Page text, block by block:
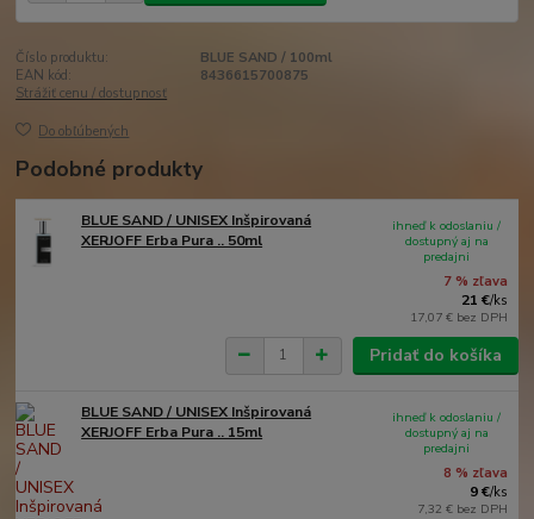
Číslo produktu:
BLUE SAND / 100ml
EAN kód:
8436615700875
Strážiť cenu / dostupnosť
Do obľúbených
Podobné produkty
BLUE SAND / UNISEX Inšpirovaná
XERJOFF Erba Pura .. 50ml
7 % zľava
21 €/ks
17,07 € bez DPH
ihneď k odoslaniu /
dostupný aj na
predajni
Pridať do košíka
BLUE SAND / UNISEX Inšpirovaná
XERJOFF Erba Pura .. 15ml
8 % zľava
9 €/ks
7,32 € bez DPH
ihneď k odoslaniu /
dostupný aj na
predajni